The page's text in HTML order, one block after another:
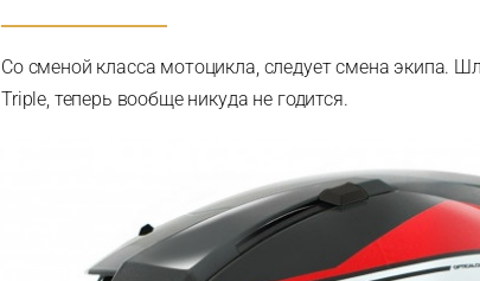
Со сменой класса мотоцикла, следует смена экипа.
Triple, теперь вообще никуда не годится.